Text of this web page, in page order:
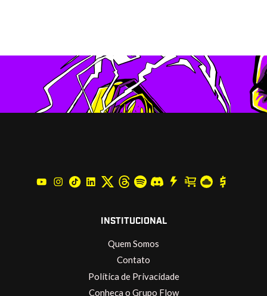
INSTITUCIONAL
Quem Somos
Contato
Política de Privacidade
Conheça o Grupo Flow